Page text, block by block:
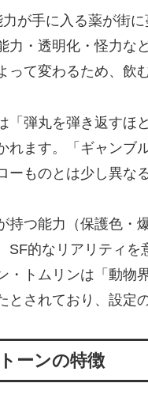
力が手に入る薬が街
力・透明化・怪力な
って変わるため、飲
「弾丸を弾き返すほ
れます。「ギャンブ
ーものとは少し異な
持つ能力（保護色・
SF的なリアリティ
・トムリンは「動物
とされており、設定
ーンの特徴